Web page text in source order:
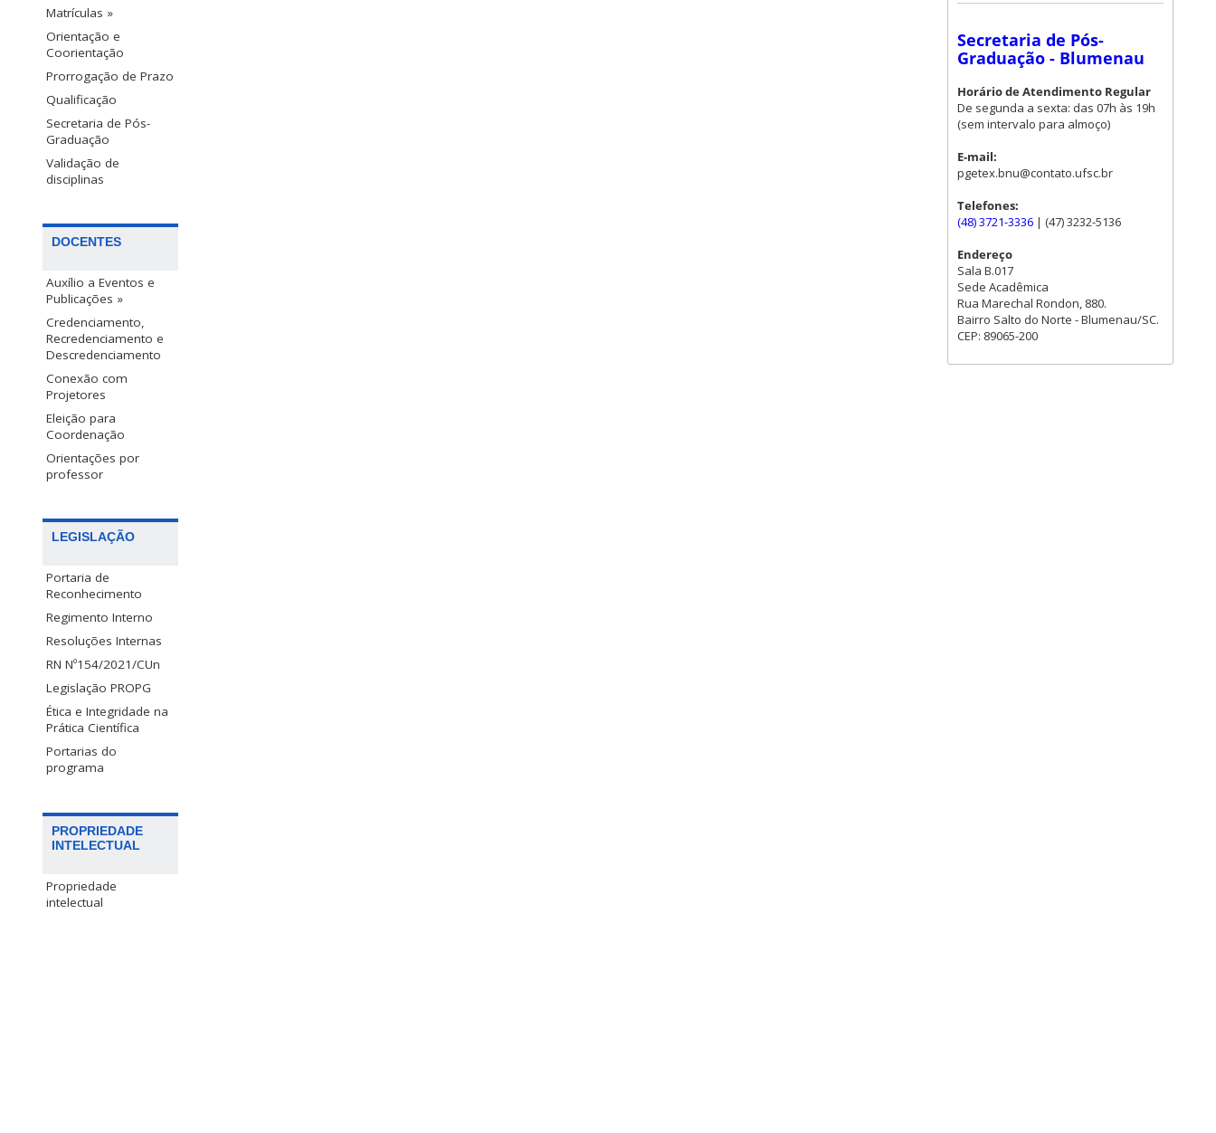
Matrículas »
Orientação e
Coorientação
Prorrogação de Prazo
Qualificação
Secretaria de Pós-
Graduação
Validação de
disciplinas
DOCENTES
Auxílio a Eventos e
Publicações »
Credenciamento,
Recredenciamento e
Descredenciamento
Conexão com
Projetores
Eleição para
Coordenação
Orientações por
professor
LEGISLAÇÃO
Portaria de
Reconhecimento
Regimento Interno
Resoluções Internas
RN Nº154/2021/CUn
Legislação PROPG
Ética e Integridade na
Prática Científica
Portarias do
programa
PROPRIEDADE
INTELECTUAL
Propriedade
intelectual
Secretaria de Pós-
Graduação - Blumenau
Horário de Atendimento Regular
De segunda a sexta: das 07h às 19h
(sem intervalo para almoço)
E-mail:
pgetex.bnu@contato.ufsc.br
Telefones:
(48) 3721-3336 | (47) 3232-5136
Endereço
Sala B.017
Sede Acadêmica
Rua Marechal Rondon, 880.
Bairro Salto do Norte - Blumenau/SC.
CEP: 89065-200